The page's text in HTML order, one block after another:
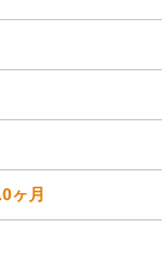
ヶ月